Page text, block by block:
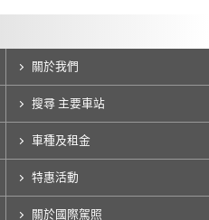
關於我們
搜尋 主要車站
車種及租金
特惠活動
關於國際駕照